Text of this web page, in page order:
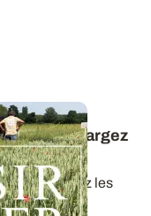
: téléchargez
retrouvez les